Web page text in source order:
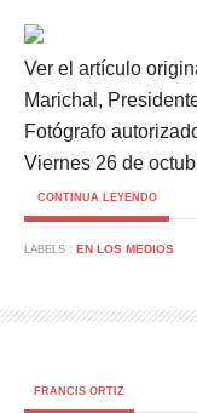
Ver el artículo
Marichal,
Fotógrafo
Viernes 26 de
CONTINUA LEYENDO
LABELS : EN LOS MEDIOS
FRANCIS ORTIZ